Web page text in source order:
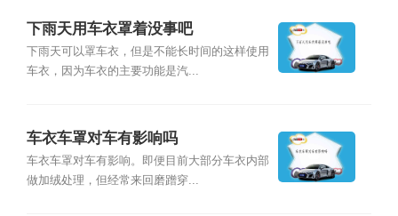
下雨天用车衣罩着没事吧
下雨天可以罩车衣，但是不能长时间的这样使用
车衣，因为车衣的主要功能是汽...
车衣车罩对车有影响吗
车衣车罩对车有影响。即便目前大部分车衣内部
做加绒处理，但经常来回磨蹭穿...